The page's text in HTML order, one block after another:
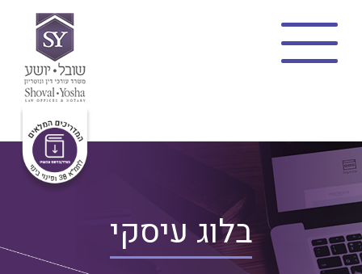
צוות
פינוי בינוי
בלוג
פרופיל משרד
בלוג עיסקי